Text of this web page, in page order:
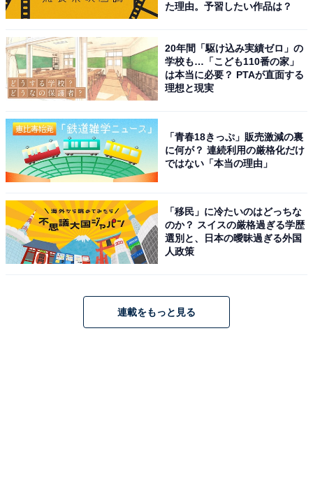
た理由。予習したい作品は？
20年間「駆け込み実績ゼロ」の
学校も…「こども110番の家」
は本当に必要？ PTAが直面する
理想と現実
「青春18きっぷ」販売激減の裏
に何が？ 連続利用の厳格化だけ
ではない「本当の理由」
「移民」に冷たいのはどっちな
のか？ スイスの厳格過ぎる学歴
選別と、日本の曖昧過ぎる外国
人政策
連載をもっと見る